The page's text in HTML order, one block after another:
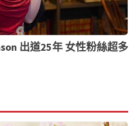
出道25年 女性粉絲超多